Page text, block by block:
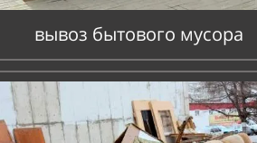
вывоз бытового мусора